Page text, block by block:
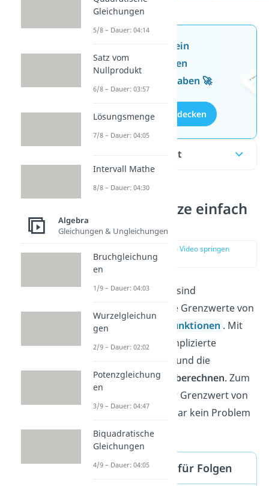
Jetzt neu: Teste dein
Wissen mit unseren
kostenlosen Aufgaben 🚀
Aufgaben entdecken
Inhaltsübersicht
Grenzwertsätze einfach
erklärt
zur Stelle im Video springen
(00:14)
DieGrenzwertsätze
sind
Rechenregeln für die Grenzwerte von
Zahlenfolgen
Funktionen . Mit
ihnen kannst du komplizierte
Terme vereinfachen und die
Grenzwerte schnell berechnen. Zum
Beispiel ist damit der Grenzwert von
Folgen wie
gar kein Problem
mehr!
Grenzwertsätze für Folgen
Gleichungen
5/8 – Dauer: 04:14
Satz vom
Nullprodukt
6/8 – Dauer: 03:57
Lösungsmenge
7/8 – Dauer: 04:05
Intervall Mathe
8/8 – Dauer: 04:30
Algebra
Gleichungen & Ungleichungen
Bruchgleichung
en
1/9 – Dauer: 04:03
Wurzelgleichun
gen
2/9 – Dauer: 02:02
Potenzgleichung
en
3/9 – Dauer: 04:47
Biquadratische
Gleichungen
4/9 – Dauer: 04:05